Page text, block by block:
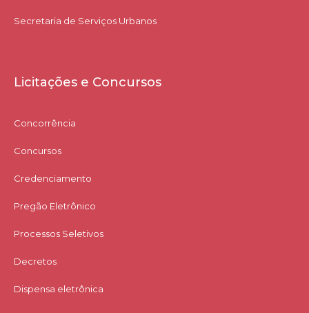
Secretaria de Serviços Urbanos
Licitações e Concursos
Concorrência
Concursos
Credenciamento
Pregão Eletrônico
Processos Seletivos
Decretos
Dispensa eletrônica